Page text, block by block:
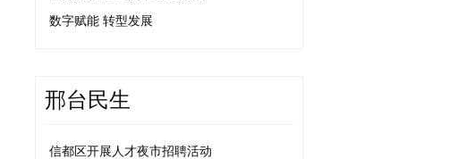
数字赋能 转型发展
邢台民生
信都区开展人才夜市招聘活动